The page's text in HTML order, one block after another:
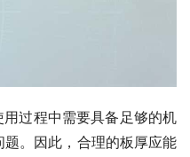
过程中需要具备足够的机
。因此，合理的板厚应能